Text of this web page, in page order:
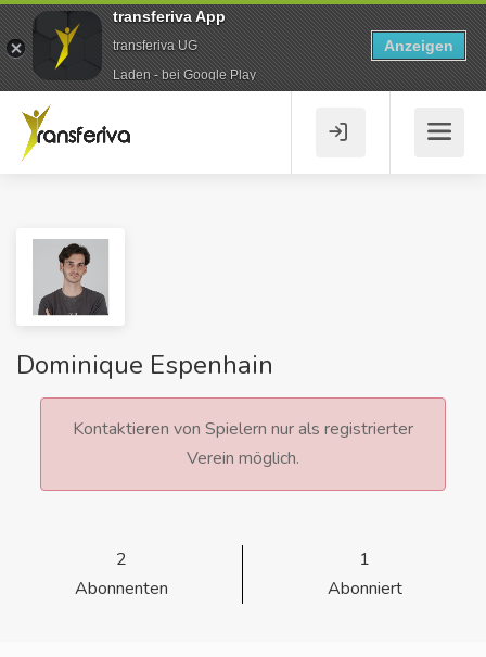
Dominique Espenhain
Kontaktieren von Spielern nur als registrierter
Verein möglich.
2
Abonnenten
1
Abonniert
transferiva App
transferiva UG
Laden - bei Google Play
Anzeigen